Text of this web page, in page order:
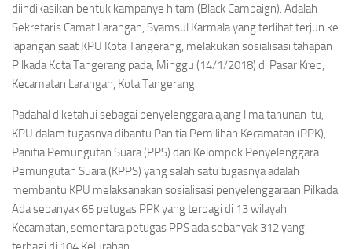
diindikasikan bentuk kampanye hitam (Black Campaign). Adalah
Sekretaris Camat Larangan, Syamsul Karmala yang terlihat terjun ke
lapangan saat KPU Kota Tangerang, melakukan sosialisasi tahapan
Pilkada Kota Tangerang pada, Minggu (14/1/2018) di Pasar Kreo,
Kecamatan Larangan, Kota Tangerang.
Padahal diketahui sebagai penyelenggara ajang lima tahunan itu,
KPU dalam tugasnya dibantu Panitia Pemilihan Kecamatan (PPK),
Panitia Pemungutan Suara (PPS) dan Kelompok Penyelenggara
Pemungutan Suara (KPPS) yang salah satu tugasnya adalah
membantu KPU melaksanakan sosialisasi penyelenggaraan Pilkada.
Ada sebanyak 65 petugas PPK yang terbagi di 13 wilayah
Kecamatan, sementara petugas PPS ada sebanyak 312 yang